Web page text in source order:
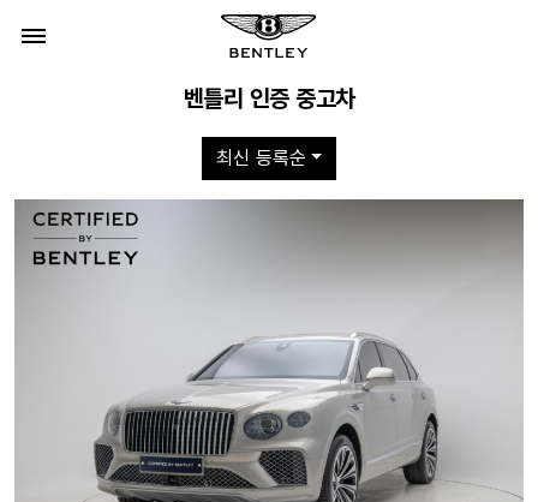
벤틀리 인증 중고차
최신 등록순